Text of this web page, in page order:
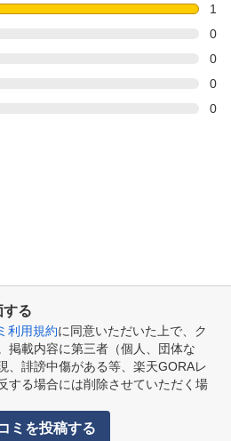
1
0
0
0
0
する
利用規約に同意いただいた上で、ク
掲載内容に第三者（個人、団体な
、誹謗中傷がある等、楽天GORAレ
する場合には削除させていただく場
ミを投稿する